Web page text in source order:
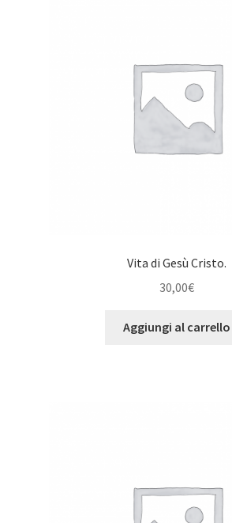
Vita di Gesù Cristo.
30,00€
Aggiungi al carrello